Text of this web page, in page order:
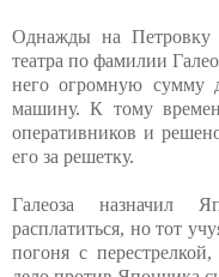
Однажды на Петровку
театра по фамилии
него огромную сумму
машину. К тому
оперативников и
его за решетку.
Галеоза назначил
расплатиться, но тот
погоня с